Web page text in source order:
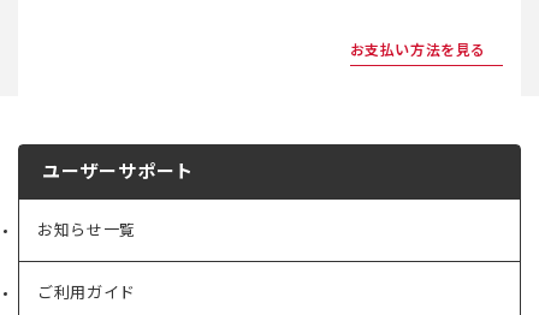
お支払い方法を見る
ユーザーサポート
お知らせ一覧
ご利用ガイド